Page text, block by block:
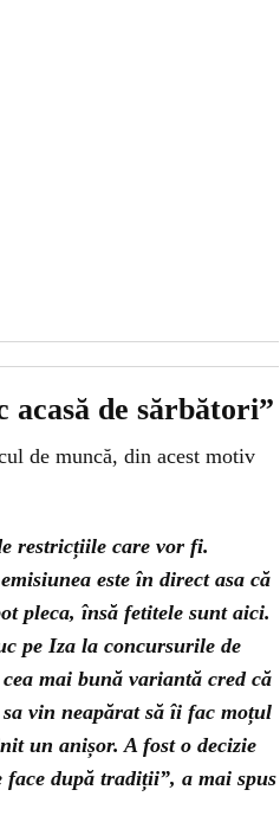
acasă de sărbători”
de muncă, din acest motiv
restricțiile care vor fi.
este în direct asa că
pleca, însă fetitele sunt aici.
pe Iza la concursurile de
mai bună variantă cred că
vin neapărat să îi fac moțul
un anișor. A fost o decizie
face după tradiții”, a mai spus